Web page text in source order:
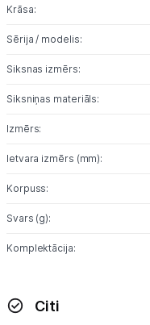
Krāsa:
Sērija / modelis:
Siksnas izmērs:
Siksniņas materiāls:
Izmērs:
Ietvara izmērs (mm):
Korpuss:
Svars (g):
Komplektācija:
Citi